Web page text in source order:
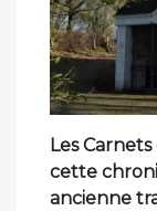
Les
cette
ancienne